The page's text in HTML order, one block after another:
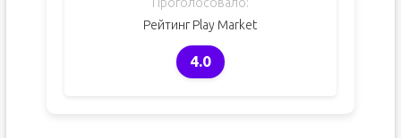
Рейтинг Play Market
4.0